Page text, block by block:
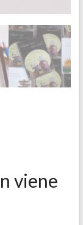
viene